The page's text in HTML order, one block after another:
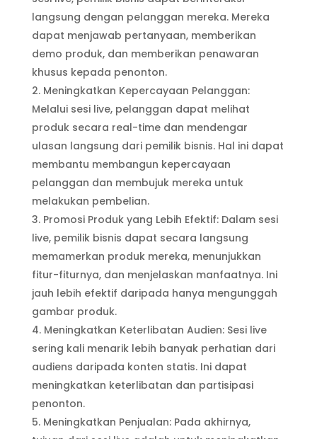
langsung dengan pelanggan mereka. Mereka
dapat menjawab pertanyaan, memberikan
demo produk, dan memberikan penawaran
khusus kepada penonton.
Meningkatkan Kepercayaan Pelanggan:
Melalui sesi live, pelanggan dapat melihat
produk secara real-time dan mendengar
ulasan langsung dari pemilik bisnis. Hal ini dapat
membantu membangun kepercayaan
pelanggan dan membujuk mereka untuk
melakukan pembelian.
Promosi Produk yang Lebih Efektif: Dalam sesi
live, pemilik bisnis dapat secara langsung
memamerkan produk mereka, menunjukkan
fitur-fiturnya, dan menjelaskan manfaatnya. Ini
jauh lebih efektif daripada hanya mengunggah
gambar produk.
Meningkatkan Keterlibatan Audien: Sesi live
sering kali menarik lebih banyak perhatian dari
audiens daripada konten statis. Ini dapat
meningkatkan keterlibatan dan partisipasi
penonton.
Meningkatkan Penjualan: Pada akhirnya,